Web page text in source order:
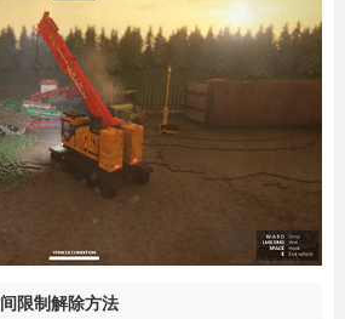
限制解除方法